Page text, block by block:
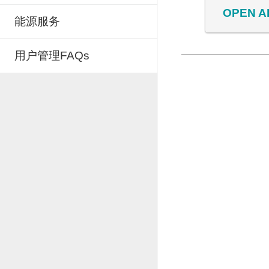
能源服务
用户管理FAQs
OPEN